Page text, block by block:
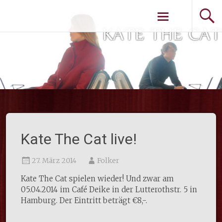
Weiter zum
Inhalt
Kate The Cat live!
27. März 2014 Folker
Kate The Cat spielen wieder! Und zwar am
05.04.2014 im Café Deike in der Lutterothstr. 5 in
Hamburg. Der Eintritt beträgt €8,-.